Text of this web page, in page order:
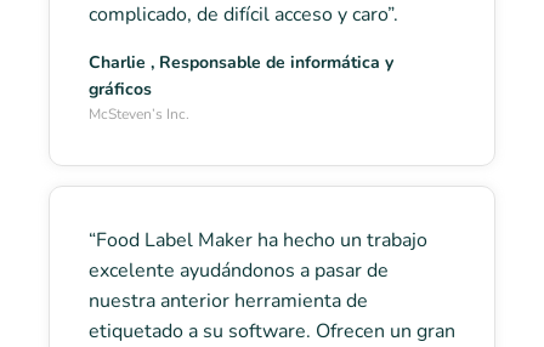
complicado, de difícil acceso y caro”.
Charlie , Responsable de informática y
gráficos
McSteven’s Inc.
“Food Label Maker ha hecho un trabajo
excelente ayudándonos a pasar de
nuestra anterior herramienta de
etiquetado a su software. Ofrecen un gran